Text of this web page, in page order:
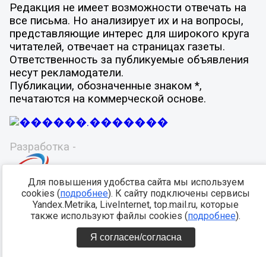
Редакция не имеет возможности отвечать на
все письма. Но анализирует их и на вопросы,
представляющие интерес для широкого круга
читателей, отвечает на страницах газеты.
Ответственность за публикуемые объявления
несут рекламодатели.
Публикации, обозначенные знаком *,
печатаются на коммерческой основе.
Разработка -
Для повышения удобства сайта мы используем
cookies (подробнее). К сайту подключены сервисы
Yandex.Metrika, LiveInternet, top.mail.ru, которые
также используют файлы cookies (подробнее).
Я согласен/согласна